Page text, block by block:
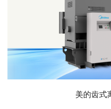
美的齿式